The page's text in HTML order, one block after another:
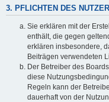
3. PFLICHTEN DES
Sie erklären mit der
enthält, die gegen
erklären insbesondere,
Beiträgen verwendeten
Der Betreiber des
diese
Regeln kann der
dauerhaft von der